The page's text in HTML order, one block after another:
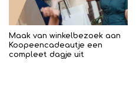
Maak van winkelbezoek aan
Koopeencadeautje een
compleet dagje uit